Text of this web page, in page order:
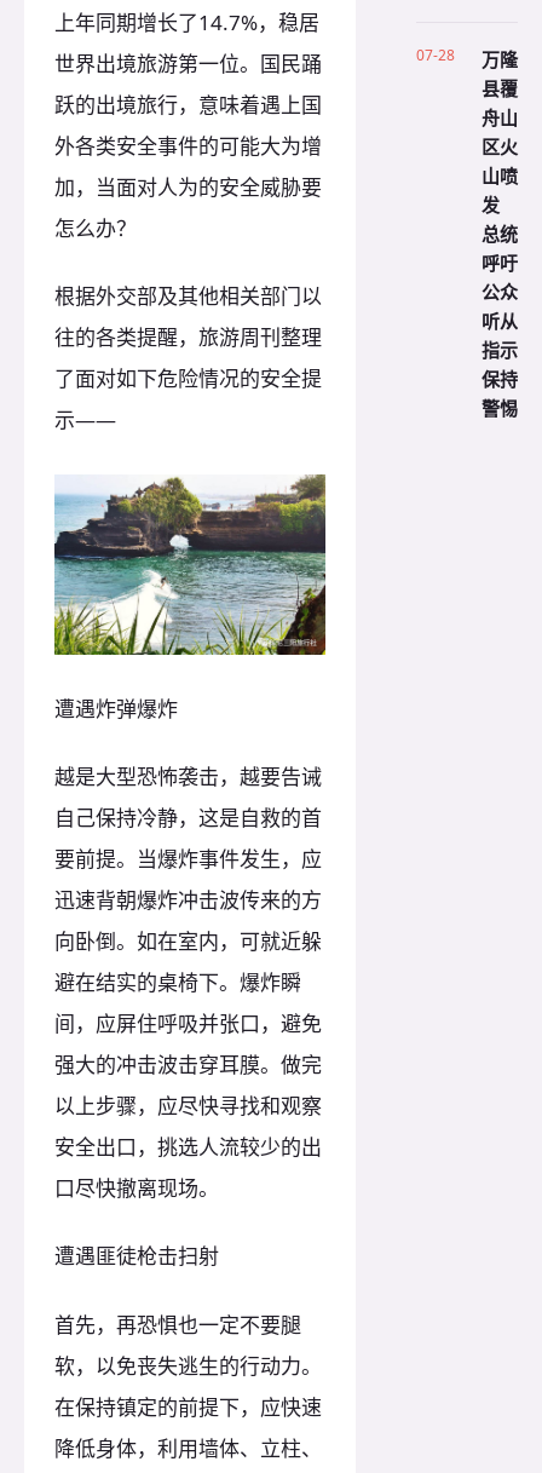
上年同期增长了14.7%，稳居
世界出境旅游第一位。国民踊
跃的出境旅行，意味着遇上国
外各类安全事件的可能大为增
加，当面对人为的安全威胁要
怎么办？
根据外交部及其他相关部门以
往的各类提醒，旅游周刊整理
了面对如下危险情况的安全提
示——
遭遇炸弹爆炸
越是大型恐怖袭击，越要告诫
自己保持冷静，这是自救的首
要前提。当爆炸事件发生，应
迅速背朝爆炸冲击波传来的方
向卧倒。如在室内，可就近躲
避在结实的桌椅下。爆炸瞬
间，应屏住呼吸并张口，避免
强大的冲击波击穿耳膜。做完
以上步骤，应尽快寻找和观察
安全出口，挑选人流较少的出
口尽快撤离现场。
遭遇匪徒枪击扫射
首先，再恐惧也一定不要腿
软，以免丧失逃生的行动力。
在保持镇定的前提下，应快速
降低身体，利用墙体、立柱、
07-28
万隆
县覆
舟山
区火
山喷
发
总统
呼吁
公众
听从
指示
保持
警惕